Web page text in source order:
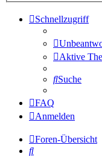
Schnellzugriff
Aktive
Suche
FAQ
Anmelden
Foren-Übersicht
Suche